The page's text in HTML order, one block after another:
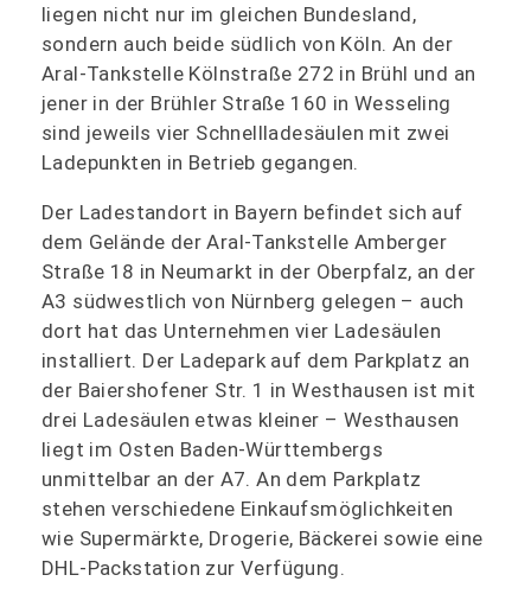
liegen nicht nur im gleichen Bundesland,
sondern auch beide südlich von Köln. An der
Aral-Tankstelle Kölnstraße 272 in Brühl und an
jener in der Brühler Straße 160 in Wesseling
sind jeweils vier Schnellladesäulen mit zwei
Ladepunkten in Betrieb gegangen.
Der Ladestandort in Bayern befindet sich auf
dem Gelände der Aral-Tankstelle Amberger
Straße 18 in Neumarkt in der Oberpfalz, an der
A3 südwestlich von Nürnberg gelegen – auch
dort hat das Unternehmen vier Ladesäulen
installiert. Der Ladepark auf dem Parkplatz an
der Baiershofener Str. 1 in Westhausen ist mit
drei Ladesäulen etwas kleiner – Westhausen
liegt im Osten Baden-Württembergs
unmittelbar an der A7. An dem Parkplatz
stehen verschiedene Einkaufsmöglichkeiten
wie Supermärkte, Drogerie, Bäckerei sowie eine
DHL-Packstation zur Verfügung.